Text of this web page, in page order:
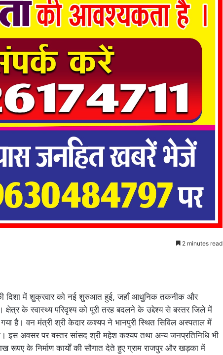
2 minutes read
दिशा में शुक्रवार को नई शुरुआत हुई, जहाँ आधुनिक तकनीक और
के स्वास्थ्य परिदृश्य को पूरी तरह बदलने के उद्देश्य से बस्तर जिले में
है। वन मंत्री श्री केदार कश्यप ने भानपुरी स्थित सिविल अस्पताल में
इस अवसर पर बस्तर सांसद श्री महेश कश्यप तथा अन्य जनप्रतिनिधि भी
रूपए के निर्माण कार्यों की सौगात देते हुए ग्राम राजपुर और खड़का में